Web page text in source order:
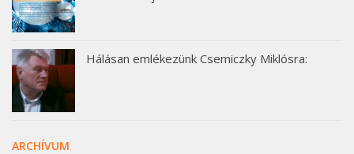
Hálásan emlékezünk Csemiczky Miklósra:
ARCHÍVUM